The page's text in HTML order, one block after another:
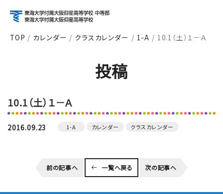
About 学校紹介
Course コース紹介
TOP カレンダー クラスカレンダー 1-A 10.1（土）１－Ａ
投稿
10.1（土）１－Ａ
2016.09.23 1-A カレンダー クラスカレンダー
前の記事へ 一覧へ戻る 次の記事へ